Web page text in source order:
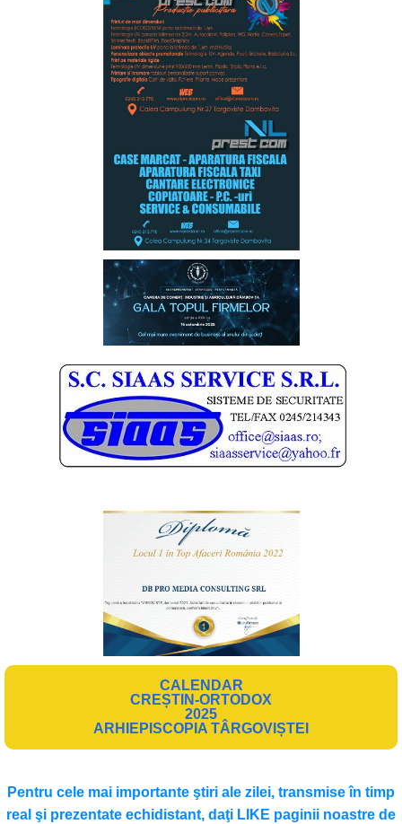
CALENDAR
CREȘTIN-ORTODOX
2025
ARHIEPISCOPIA TÂRGOVIȘTEI
Pentru cele mai importante ştiri ale zilei, transmise în timp
real şi prezentate echidistant, daţi LIKE paginii noastre de